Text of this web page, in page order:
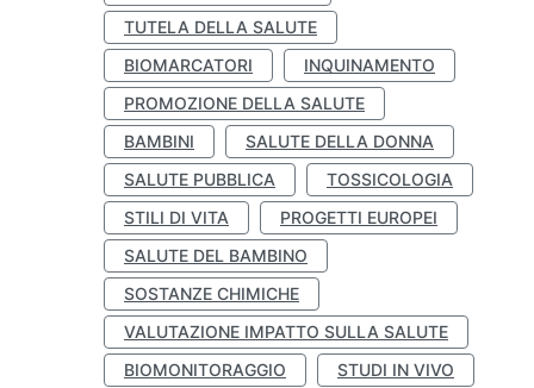
TUTELA DELLA SALUTE
BIOMARCATORI
INQUINAMENTO
PROMOZIONE DELLA SALUTE
BAMBINI
SALUTE DELLA DONNA
SALUTE PUBBLICA
TOSSICOLOGIA
STILI DI VITA
PROGETTI EUROPEI
SALUTE DEL BAMBINO
SOSTANZE CHIMICHE
VALUTAZIONE IMPATTO SULLA SALUTE
BIOMONITORAGGIO
STUDI IN VIVO